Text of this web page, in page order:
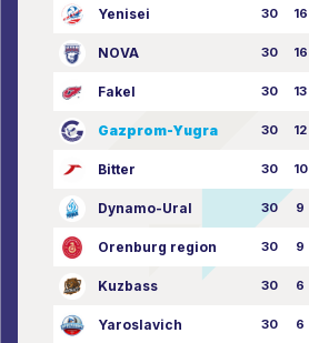
Yenisei 30 16
NOVA 30 16
Fakel 30 13
Gazprom-Yugra 30 12
Bitter 30 10
Dynamo-Ural 30 9
Orenburg region 30 9
Kuzbass 30 6
Yaroslavich 30 6